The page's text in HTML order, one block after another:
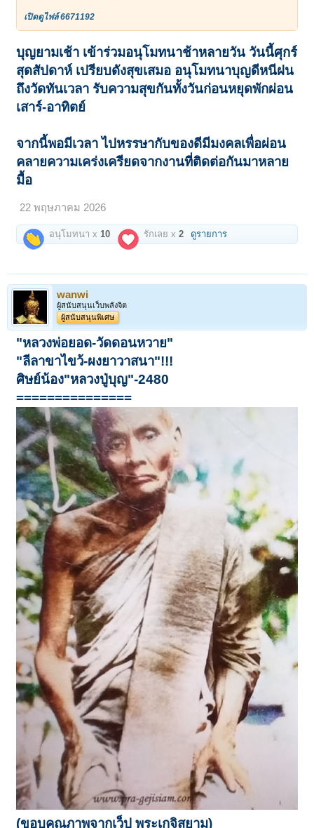
เปิดดูไฟล์ 6671192
บุญยามเช้า เข้าร่วมอนุโมทนาช้าหลายวัน วันนี้ศุกร์
สุดสัปดาห์ เปรียบดังสุขเสมอ อนุโมทนาบุญดีหนีฝน
ถึงวัดทันเวลา รับความสุขกันทั้งวันก่อนหยุดพักผ่อน
เสาร์-อาทิตย์
จากนี้พอมีเวลา ไปหรรษากับของดีมีมงคลเพื่อผ่อน
คลายความเคร่งเครียดจากงานที่ติดต่อกันมาหลาย
มื้อ
22 พฤษภาคม 2026
อนุโมทนา x10 รักเลย x2 ดูรายการ
wanwi
ผู้สนับสนุนเว็บพลังจิต
ผู้สนับสนุนพิเศษ
"หลวงพ่อยอด-วัดดอนหวาย"
"ลีลาขาไขว้-ผงยาวาสนา"!!!
ศิษย์น้อง"หลวงปู่บุญ"-2480
===============
(ขอบคุณภาพจากเว็ป พระเกจิสยาม)